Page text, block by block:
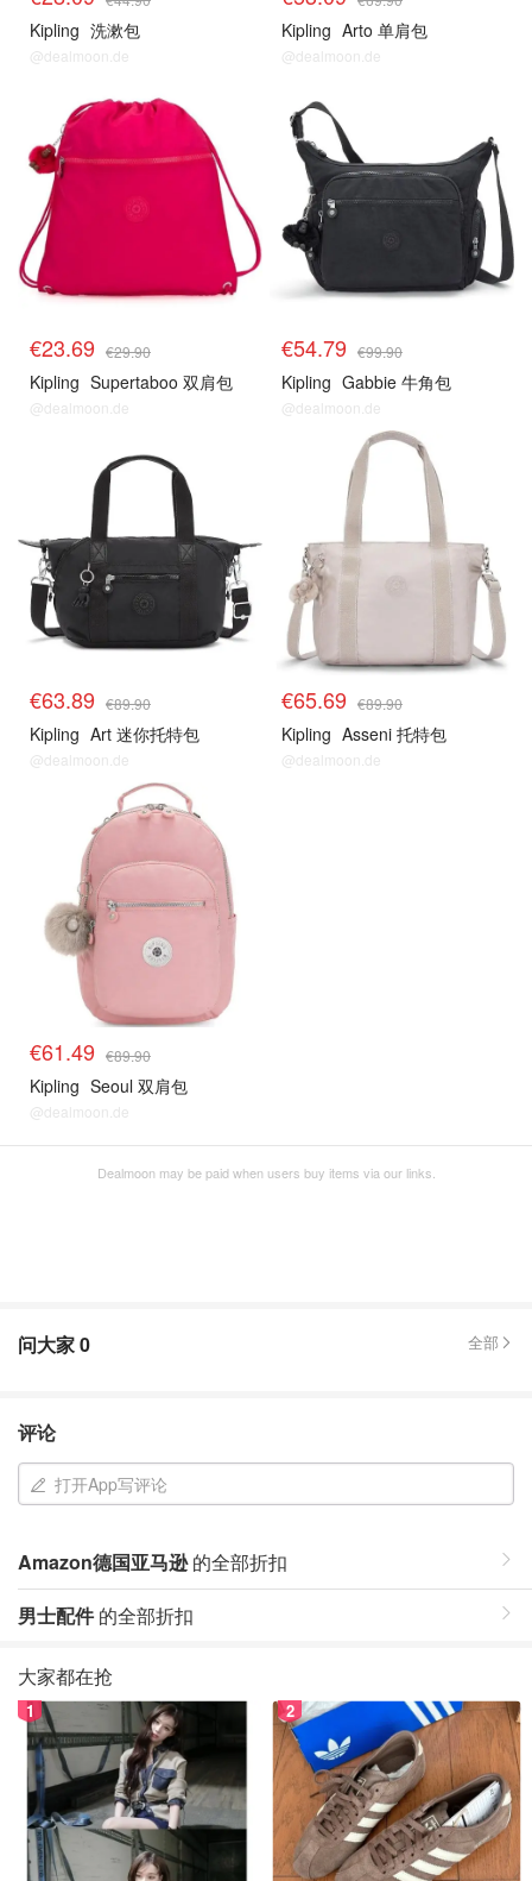
Kipling 洗漱包
@dealmoon.de
Kipling Arto 单肩包
@dealmoon.de
€23.69 €29.90
Kipling Supertaboo 双肩包
@dealmoon.de
€54.79 €99.90
Kipling Gabbie 牛角包
@dealmoon.de
€63.89 €89.90
Kipling Art 迷你托特包
@dealmoon.de
€65.69 €89.90
Kipling Asseni 托特包
@dealmoon.de
€61.49 €89.90
Kipling Seoul 双肩包
@dealmoon.de
Dealmoon may be paid when users buy items via our links.
问大家0 全部
评论
打开App写评论
Amazon德国亚马逊的全部折扣
男士配件的全部折扣
大家都在抢
1 2